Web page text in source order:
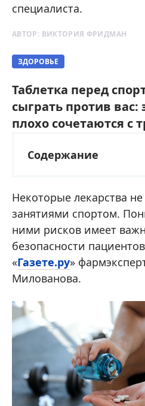
специалиста.
АВТОР: ВИКТОРИЯ ФРИДМАН
ЗДОРОВЬЕ
Таблетка перед
сыграть против вас:
плохо сочетаются с
Содержание
Некоторые лекарства
занятиями спортом.
ними рисков имеет
безопасности
«Газете.ру»
Милованова.